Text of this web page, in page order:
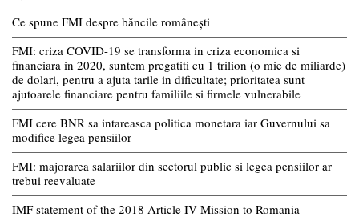
Ce spune FMI despre băncile românești
FMI: criza COVID-19 se transforma in criza economica si
financiara in 2020, suntem pregatiti cu 1 trilion (o mie de miliarde)
de dolari, pentru a ajuta tarile in dificultate; prioritatea sunt
ajutoarele financiare pentru familiile si firmele vulnerabile
FMI cere BNR sa intareasca politica monetara iar Guvernului sa
modifice legea pensiilor
FMI: majorarea salariilor din sectorul public si legea pensiilor ar
trebui reevaluate
IMF statement of the 2018 Article IV Mission to Romania